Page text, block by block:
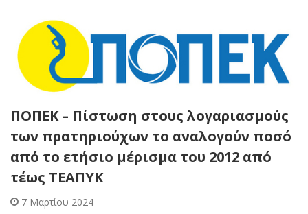
ΠΟΠΕΚ – Πίστωση στους λογαριασμούς
των πρατηριούχων το αναλογούν ποσό
από το ετήσιο μέρισμα του 2012 από
τέως ΤΕΑΠΥΚ
7 Μαρτίου 2024